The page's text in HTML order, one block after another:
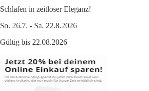
Schlafen in zeitloser Eleganz!
So. 26.7. - Sa. 22.8.2026
Gültig bis 22.08.2026